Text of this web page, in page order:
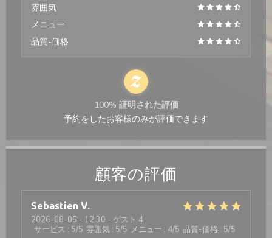
顧客の評価
Sebastien V
2026-08-05 - 12:30 - ゲスト 4
サービス : 5/5 雰囲気 : 5/5 メニュー : 4/5 品質-価格 : 5/5
雰囲気
メニュー
品質-価格
100% 証明された評価
予約をしたお客様のみが評価できます